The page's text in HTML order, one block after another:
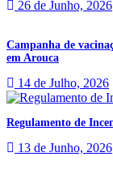
26 de Junho, 2026
Campanha de
em Arouca
14 de Julho, 2026
Regulamento de
13 de Junho, 2026